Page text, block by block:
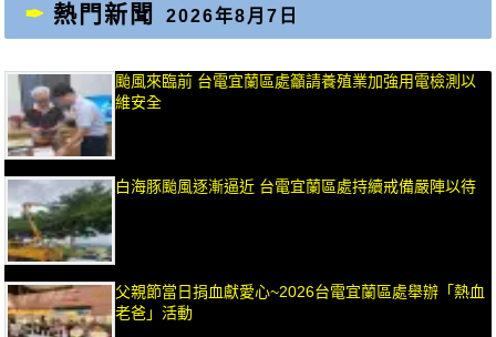
熱門新聞 2026年8月7日
颱風來臨前 台電宜蘭區處籲請養殖業加強用電檢測以
維安全
白海豚颱風逐漸逼近 台電宜蘭區處持續戒備嚴陣以待
父親節當日捐血獻愛心~2026台電宜蘭區處舉辦「熱血
老爸」活動